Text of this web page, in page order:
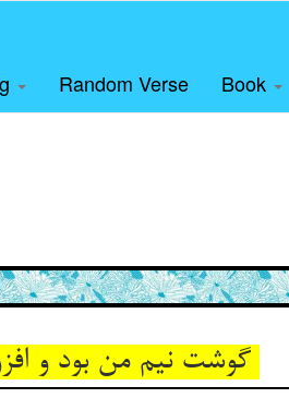
Random Verse Book
گوشت نیم من بود و افزون یک ستیر ** هست گربه نیم‌من هم ای ستیر